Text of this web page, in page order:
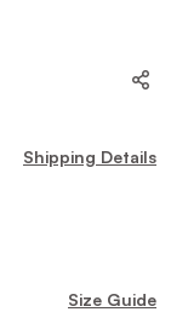
Shipping Details
Size Guide